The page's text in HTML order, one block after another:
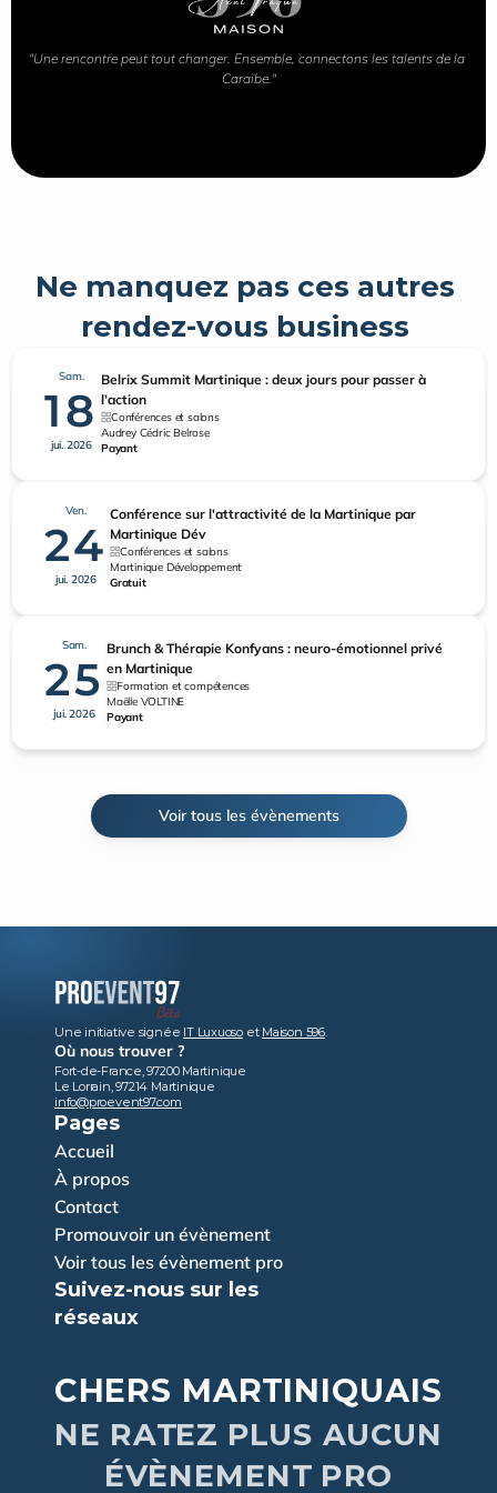
"Une rencontre peut tout changer. Ensemble, connectons les talents de la
Caraïbe."
Ne manquez pas ces autres
rendez-vous business
Voir tous les évènements
Sam.
18
jui. 2026
Belrix Summit Martinique : deux jours pour passer à
l’action
Conférences et salons
Audrey Cédric Belrose
Payant
Ven.
24
jui. 2026
Conférence sur l'attractivité de la Martinique par
Martinique Dév
Conférences et salons
Martinique Développement
Gratuit
Sam.
25
jui. 2026
Brunch & Thérapie Konfyans : neuro-émotionnel privé
en Martinique
Formation et compétences
Maëlle VOLTINE
Payant
Une initiative signée IT Luxuoso et Maison 596.
Où nous trouver ?
Fort-de-France, 97200 Martinique
Le Lorrain, 97214 Martinique
info@proevent97.com
Pages
Accueil
À propos
Contact
Promouvoir un évènement
Voir tous les évènement pro
Suivez-nous sur les
réseaux
CHERS MARTINIQUAIS
NE RATEZ PLUS AUCUN
ÉVÈNEMENT PRO